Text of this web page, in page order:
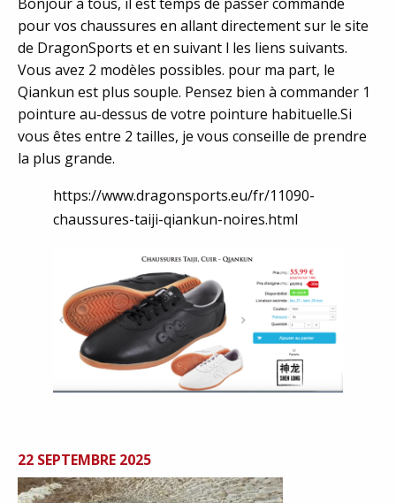
pour vos chaussures en allant directement sur le site
de DragonSports et en suivant l les liens suivants.
Vous avez 2 modèles possibles. pour ma part, le
Qiankun est plus souple. Pensez bien à commander 1
pointure au-dessus de votre pointure habituelle.Si
vous êtes entre 2 tailles, je vous conseille de prendre
la plus grande.
https://www.dragonsports.eu/fr/11090-
chaussures-taiji-qiankun-noires.html
22 SEPTEMBRE 2025